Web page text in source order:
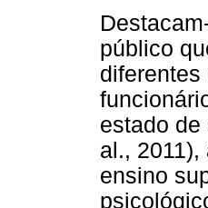
público
estado de
al.,
ensino